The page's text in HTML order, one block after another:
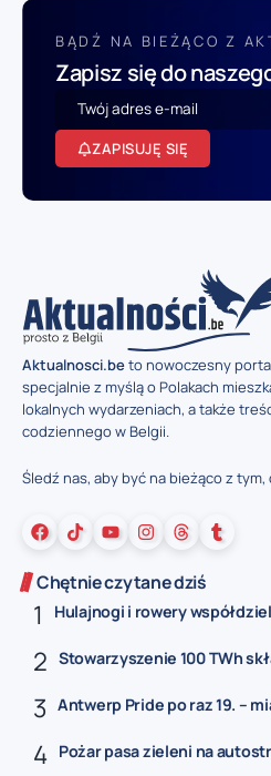
BĄDŹ NA BIEŻĄCO Z
Zapisz się do
ZAPISUJĘ SIĘ
Aktualnosci.beto nowoczesny
specjalnie z myślą o Polakach
lokalnych wydarzeniach, a także
codziennego w Belgii.
Śledź nas, aby być na bieżąco z tym,
Chętnie czytane dziś
Hulajnogi i rowery
Stowarzyszenie 100 TWh
Antwerp Pride po raz 19. –
Pożar pasa zieleni na